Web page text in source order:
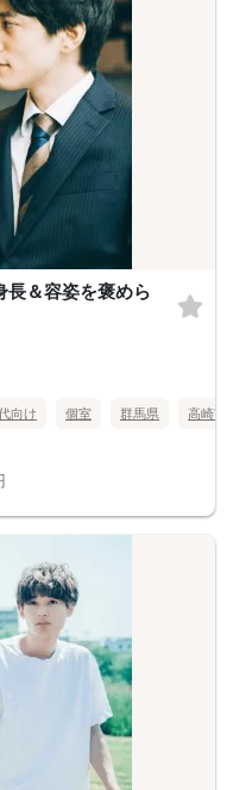
長＆容姿を褒めら
向け 個室 群馬県 高崎市